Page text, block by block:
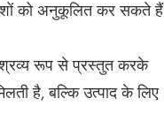
को अनुकूलित कर सकते हैं
श्रव्य रूप से प्रस्तुत करके
है, बल्कि उत्पाद के लिए